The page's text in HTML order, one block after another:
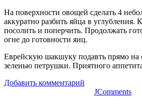
На поверхности овощей сделать 4
аккуратно разбить яйца в углубления.
посолить и поперчить. Продолжать
огне до готовности яиц.
Еврейскую шакшуку подавть прямо на
зеленью петрушки. Приятного
Добавить комментарий
JComments